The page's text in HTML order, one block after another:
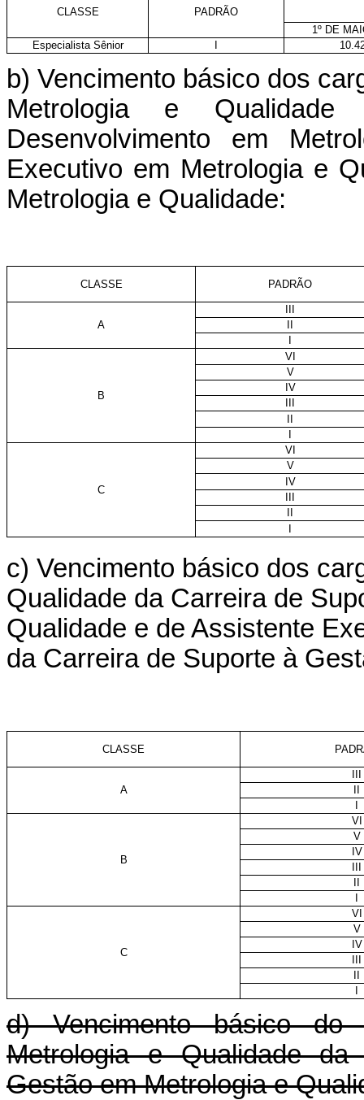
CLASSE
PADRÃO
1º DE
Especialista Sênior
b) Vencimento básico dos
Metrologia e
Desenvolvimento em
Executivo em Metrologia e
Metrologia e Qualidade:
CLASSE PADRÃO
A
B
VI
V
IV
C
VI
V
IV
c) Vencimento básico dos
Qualidade da Carreira de
Qualidade e de Assistente
da Carreira de Suporte à
CLASSE
A
B
VI
V
IV
C
VI
V
IV
d) Vencimento básico
Metrologia e Qualidade
Gestão em Metrologia e